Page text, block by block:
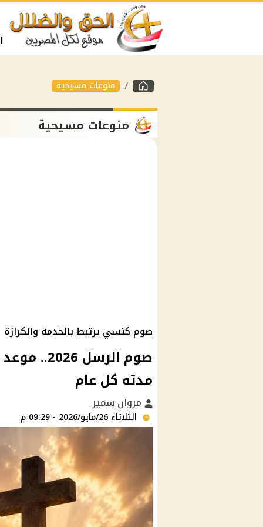
منوعات مسيحية
منوعات مسيحية
صوم كنسي يرتبط بالخدمة والكرازة
صوم
مدته كل عام
مروان سمير
الثلاثاء 26/مايو/2026 - 09:29 م